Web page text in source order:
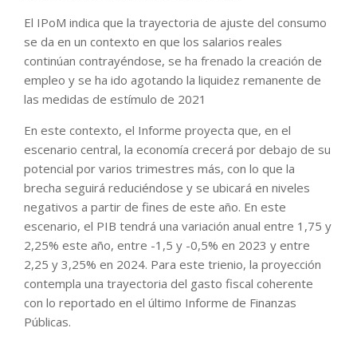
El IPoM indica que la trayectoria de ajuste del consumo
se da en un contexto en que los salarios reales
continúan contrayéndose, se ha frenado la creación de
empleo y se ha ido agotando la liquidez remanente de
las medidas de estímulo de 2021
En este contexto, el Informe proyecta que, en el
escenario central, la economía crecerá por debajo de su
potencial por varios trimestres más, con lo que la
brecha seguirá reduciéndose y se ubicará en niveles
negativos a partir de fines de este año. En este
escenario, el PIB tendrá una variación anual entre 1,75 y
2,25% este año, entre -1,5 y -0,5% en 2023 y entre
2,25 y 3,25% en 2024. Para este trienio, la proyección
contempla una trayectoria del gasto fiscal coherente
con lo reportado en el último Informe de Finanzas
Públicas.